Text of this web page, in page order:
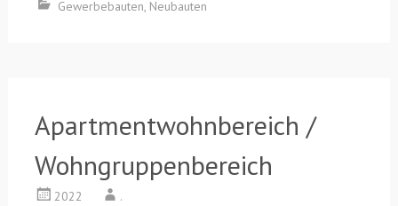
Gewerbebauten, Neubauten
Apartmentwohnbereich /
Wohngruppenbereich
2022 .